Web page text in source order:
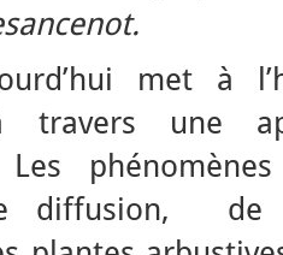
met à
travers une
Les
diffusion,